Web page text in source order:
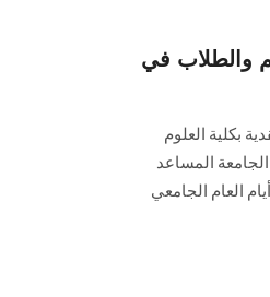
والطلاب في
بكلية العلوم
الجامعة المساعد
العام الجامعي